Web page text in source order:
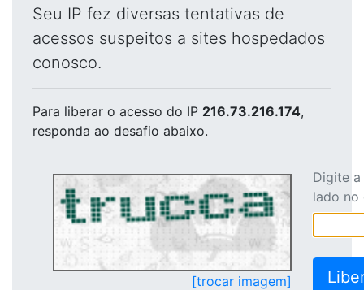
Seu IP fez diversas tentativas de
acessos suspeitos a sites hospedados
conosco.
Para liberar o acesso do IP 216.73.216.174,
responda ao desafio abaixo.
[trocar imagem]
Digite
lado no